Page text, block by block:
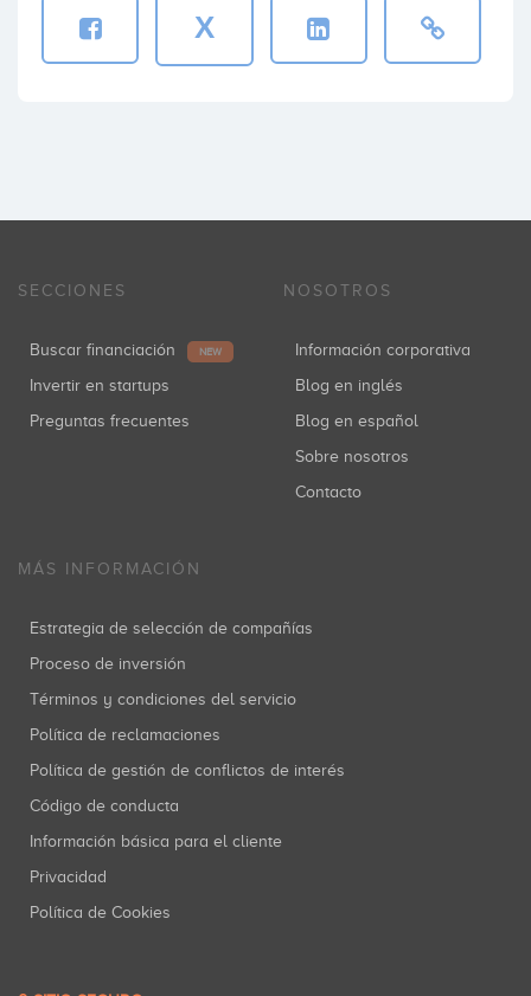
X
SECCIONES
Buscar financiación NEW
Invertir en startups
Preguntas frecuentes
NOSOTROS
Información corporativa
Blog en inglés
Blog en español
Sobre nosotros
Contacto
MÁS INFORMACIÓN
Estrategia de selección de compañías
Proceso de inversión
Términos y condiciones del servicio
Política de reclamaciones
Política de gestión de conflictos de interés
Código de conducta
Información básica para el cliente
Privacidad
Política de Cookies